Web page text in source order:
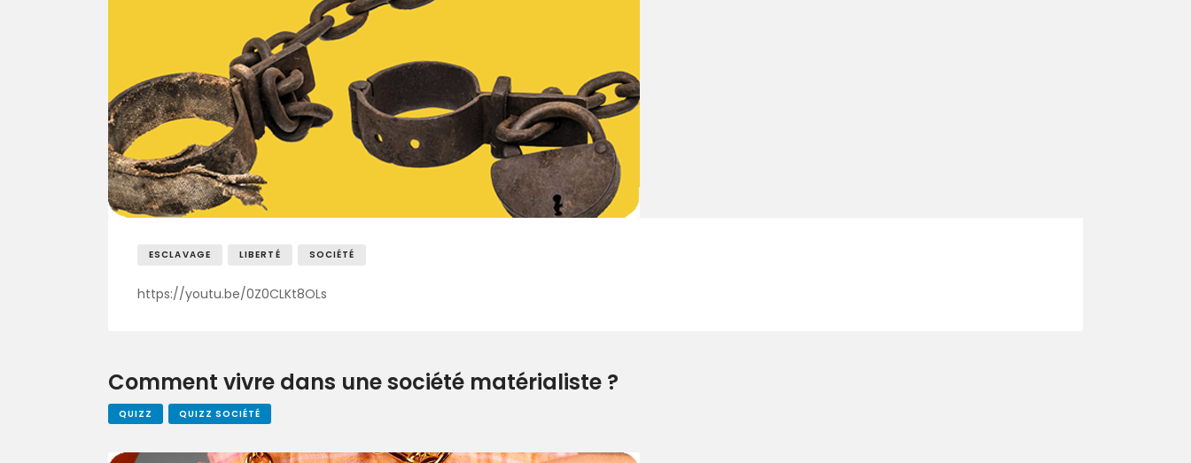
ESCLAVAGE LIBERTÉ SOCIÉTÉ
https://youtu.be/0Z0CLKt8OLs
Comment vivre dans une société matérialiste ?
QUIZZ QUIZZ SOCIÉTÉ